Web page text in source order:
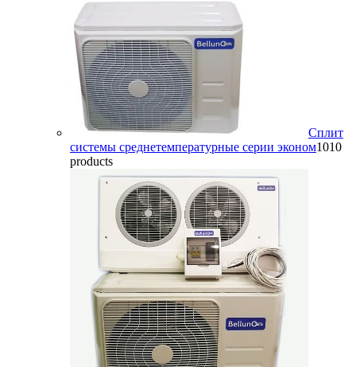
Сплит
системы среднетемпературные серии эконом1010
products